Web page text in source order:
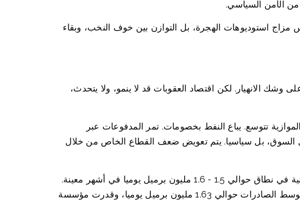
من الأمن السياسي.
استوديوهات الهجرة، بل التوازن بين خوف النخب، وبقاء
وشك الانهيار. لكن اقتصاد العقوبات قد لا ينمو، ولا يتحدث،
تتوسع. يباع النفط بخصومات. تمر المدفوعات عبر
السوق، بل سياسيا. يتم تعويض ضعف القطاع الخاص من خلال
في عام 2025، على الرغم من العقوبات، قدر متتبعون مستقلون صادرات النفط الإيرانية في نطاق حوالي 1.5 - 1.6 مليون برميل يوميا في أشهر معينة.
وكتبت مؤسسة إنرجي إنتليجنس أنه خلال الأشهر السبعة الأولى من عام 2025، بلغ متوسط الصادرات حوالي 1.63 مليون برميل يوميا، وقدرت مؤسسة